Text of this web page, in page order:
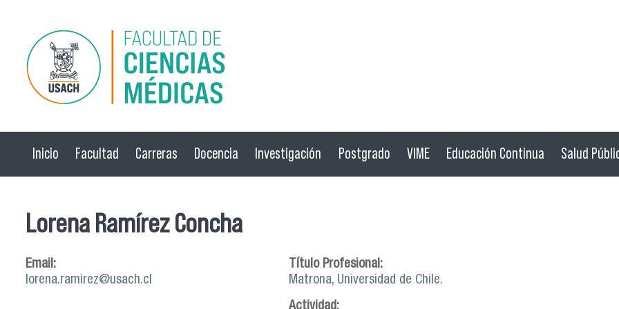
Pasar al contenido principal
Inicio Facultad Carreras Docencia Investigación Postgrado VIME Educación Continua Salud
Lorena Ramírez Concha
Email:
lorena.ramirez@usach.cl
Título Profesional:
Matrona, Universidad de Chile.